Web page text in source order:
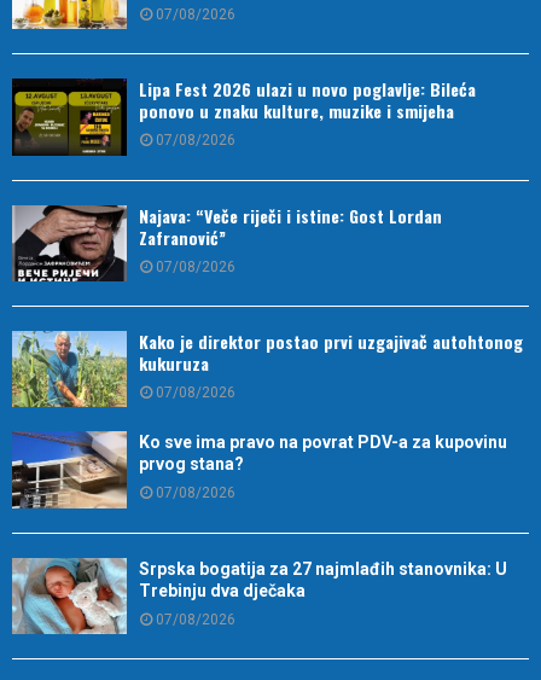
07/08/2026
Lipa Fest 2026 ulazi u novo poglavlje: Bileća
ponovo u znaku kulture, muzike i smijeha
07/08/2026
Najava: “Veče riječi i istine: Gost Lordan
Zafranović”
07/08/2026
Kako je direktor postao prvi uzgajivač autohtonog
kukuruza
07/08/2026
Ko sve ima pravo na povrat PDV-a za kupovinu
prvog stana?
07/08/2026
Srpska bogatija za 27 najmlađih stanovnika: U
Trebinju dva dječaka
07/08/2026